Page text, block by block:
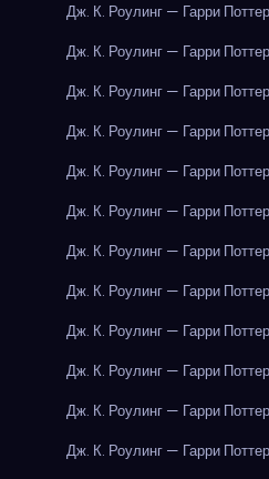
Дж. К. Роулинг — Гарри
Дж. К. Роулинг — Гарри
Дж. К. Роулинг — Гарри
Дж. К. Роулинг — Гарри
Дж. К. Роулинг — Гарри
Дж. К. Роулинг — Гарри
Дж. К. Роулинг — Гарри
Дж. К. Роулинг — Гарри
Дж. К. Роулинг — Гарри
Дж. К. Роулинг — Гарри
Дж. К. Роулинг — Гарри
Дж. К. Роулинг — Гарри